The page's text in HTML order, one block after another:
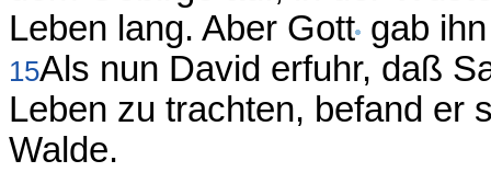
Leben lang. Aber Gott gab
15Als nun David erfuhr, daß
Leben zu trachten, befand er
Walde.